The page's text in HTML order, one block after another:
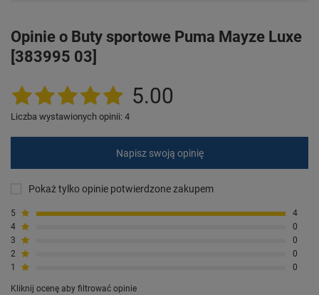
Opinie o Buty sportowe Puma Mayze Luxe
[383995 03]
5.00
Liczba wystawionych opinii: 4
Napisz swoją opinię
Pokaż tylko opinie potwierdzone zakupem
5
4
4
0
3
0
2
0
1
0
Kliknij ocenę aby filtrować opinie